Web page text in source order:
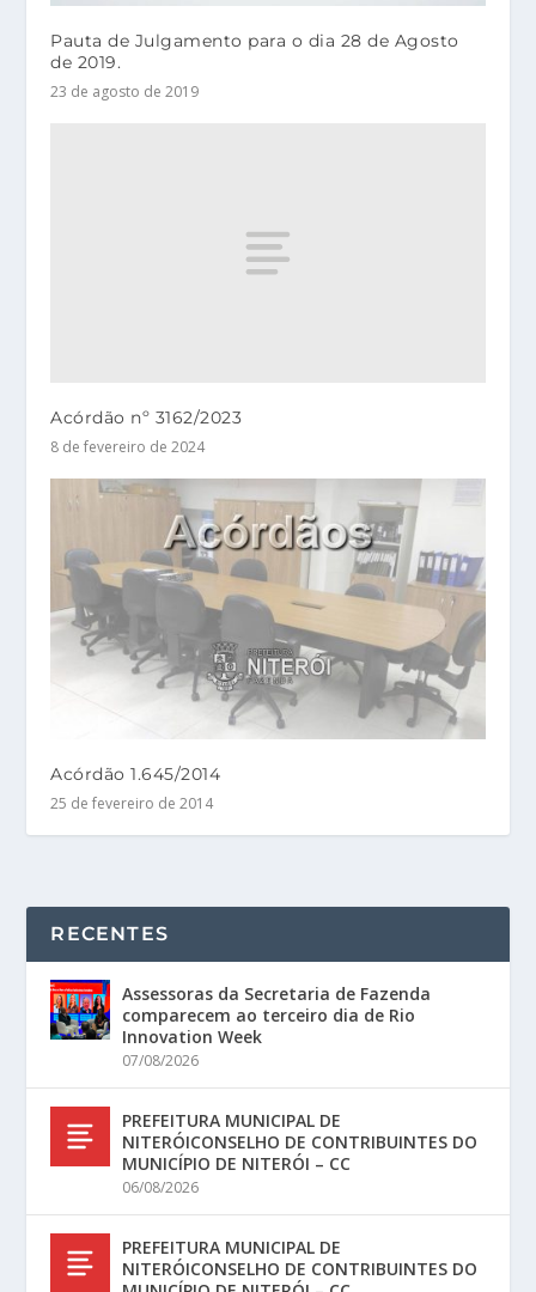
Pauta de Julgamento para o dia 28 de Agosto
de 2019.
23 de agosto de 2019
Acórdão nº 3162/2023
8 de fevereiro de 2024
Acórdão 1.645/2014
25 de fevereiro de 2014
RECENTES
Assessoras da Secretaria de Fazenda
comparecem ao terceiro dia de Rio
Innovation Week
07/08/2026
PREFEITURA MUNICIPAL DE
NITERÓICONSELHO DE CONTRIBUINTES DO
MUNICÍPIO DE NITERÓI – CC
06/08/2026
PREFEITURA MUNICIPAL DE
NITERÓICONSELHO DE CONTRIBUINTES DO